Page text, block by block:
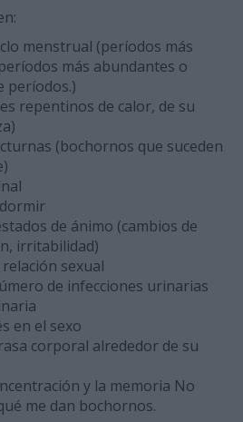
menstrual (períodos más
más abundantes o
períodos.)
repentinos de calor, de su
(bochornos que suceden
de ánimo (cambios de
irritabilidad)
sexual
de infecciones urinarias
en el sexo
corporal alrededor de su
y la memoria No
me dan bochornos.